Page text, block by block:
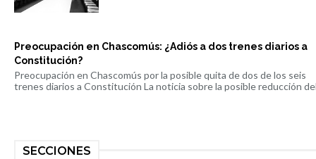
Preocupación en Chascomús: ¿Adiós a dos trenes diarios a
Constitución?
Preocupación en Chascomús por la posible quita de dos de los seis
trenes diarios a Constitución La noticia sobre la posible reducción
SECCIONES